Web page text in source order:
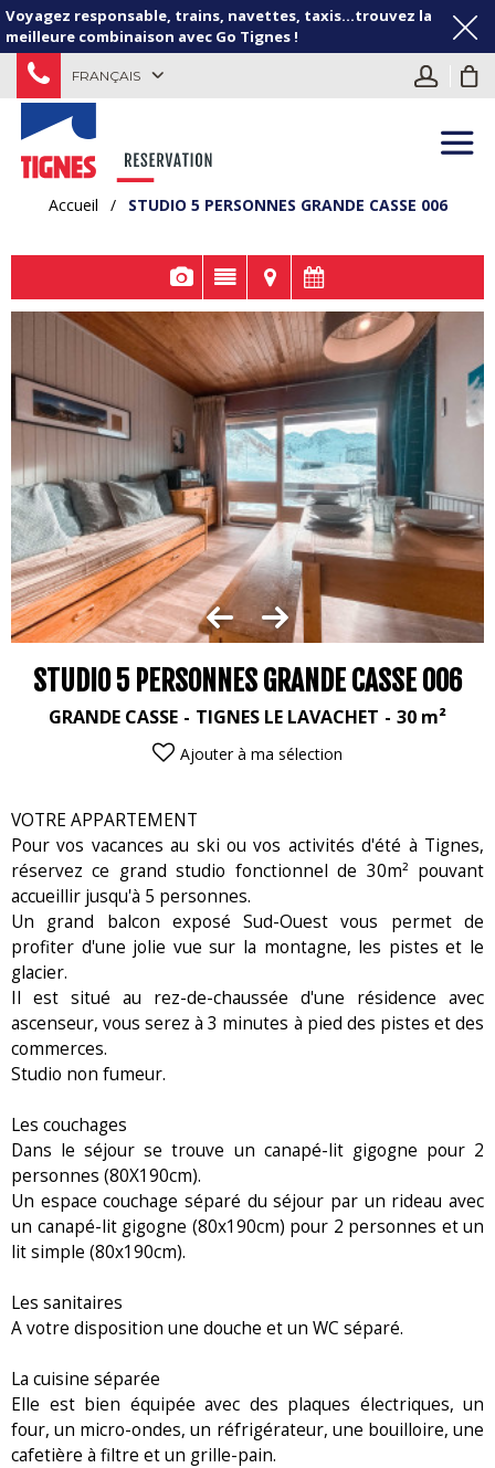
Voyagez responsable, trains, navettes, taxis...trouvez la
meilleure combinaison avec Go Tignes !
FRANÇAIS
Accueil / STUDIO 5 PERSONNES GRANDE CASSE 006
STUDIO 5 PERSONNES GRANDE CASSE 006
GRANDE CASSE TIGNES LE LAVACHET 30 m²
Ajouter à ma sélection
VOTRE APPARTEMENT
Pour vos vacances au ski ou vos activités d'été à Tignes,
réservez ce grand studio fonctionnel de 30m² pouvant
accueillir jusqu'à 5 personnes.
Un grand balcon exposé Sud-Ouest vous permet de
profiter d'une jolie vue sur la montagne, les pistes et le
glacier.
Il est situé au rez-de-chaussée d'une résidence avec
ascenseur, vous serez à 3 minutes à pied des pistes et des
commerces.
Studio non fumeur.
Les couchages
Dans le séjour se trouve un canapé-lit gigogne pour 2
personnes (80X190cm).
Un espace couchage séparé du séjour par un rideau avec
un canapé-lit gigogne (80x190cm) pour 2 personnes et un
lit simple (80x190cm).
Les sanitaires
A votre disposition une douche et un WC séparé.
La cuisine séparée
Elle est bien équipée avec des plaques électriques, un
four, un micro-ondes, un réfrigérateur, une bouilloire, une
cafetière à filtre et un grille-pain.